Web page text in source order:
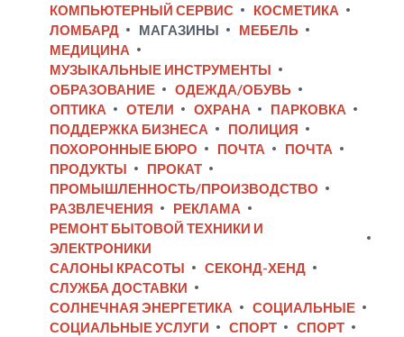
КОМПЬЮТЕРНЫЙ СЕРВИС
КОСМЕТИКА
ЛОМБАРД
МАГАЗИНЫ
МЕБЕЛЬ
МЕДИЦИНА
МУЗЫКАЛЬНЫЕ ИНСТРУМЕНТЫ
ОБРАЗОВАНИЕ
ОДЕЖДА/ОБУВЬ
ОПТИКА
ОТЕЛИ ОХРАНА
ПАРКОВКА
ПОДДЕРЖКА БИЗНЕСА
ПОЛИЦИЯ
ПОХОРОННЫЕ БЮРО
ПОЧТА
ПОЧТА
ПРОДУКТЫ
ПРОКАТ
ПРОМЫШЛЕННОСТЬ/ПРОИЗВОДСТВО
РАЗВЛЕЧЕНИЯ
РЕКЛАМА
РЕМОНТ БЫТОВОЙ ТЕХНИКИ И
ЭЛЕКТРОНИКИ
САЛОНЫ КРАСОТЫ
СЕКОНД-ХЕНД
СЛУЖБА ДОСТАВКИ
СОЛНЕЧНАЯ ЭНЕРГЕТИКА
СОЦИАЛЬНЫЕ
СОЦИАЛЬНЫЕ УСЛУГИ
СПОРТ
СПОРТ